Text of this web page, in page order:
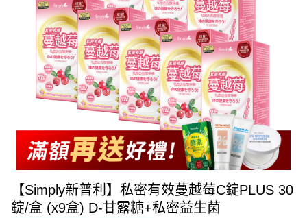
【Simply新普利】私密有效蔓越莓C錠PLUS 30
錠/盒 (x9盒) D-甘露糖+私密益生菌